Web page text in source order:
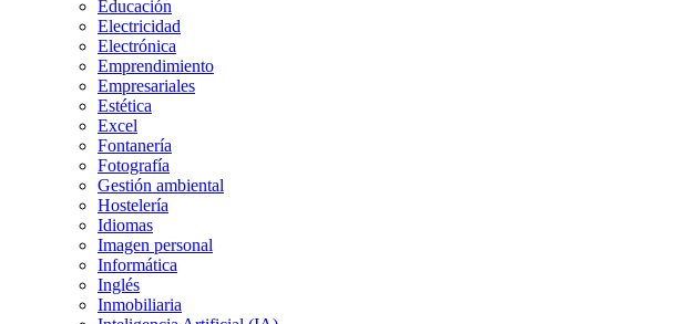
Educación
Electricidad
Electrónica
Emprendimiento
Empresariales
Estética
Excel
Fontanería
Fotografía
Gestión ambiental
Hostelería
Idiomas
Imagen personal
Informática
Inglés
Inmobiliaria